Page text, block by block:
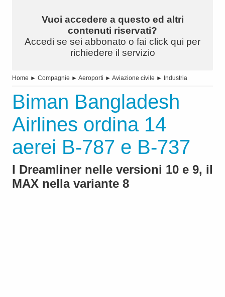
Vuoi accedere a questo ed altri
contenuti riservati?
Accedi se sei abbonato o fai click qui per
richiedere il servizio
Home ► Compagnie ► Aeroporti ► Aviazione civile ► Industria
Biman Bangladesh
Airlines ordina 14
aerei B-787 e B-737
I Dreamliner nelle versioni 10 e 9, il
MAX nella variante 8